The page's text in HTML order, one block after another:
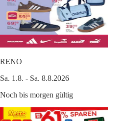
RENO
Sa. 1.8. - Sa. 8.8.2026
Noch bis morgen gültig